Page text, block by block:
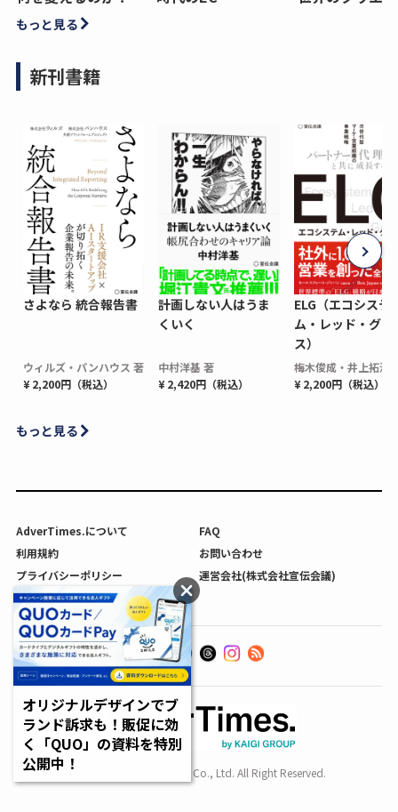
もっと見る
新刊書籍
さよなら 統合報告書
ウィルズ・パンハウス 著
¥ 2,200円（税込）
計画しない人はうま
くいく
中村洋基 著
¥ 2,420円（税込）
ELG（エコシステ
ム・レッド・グロ
ス）
梅木俊成・井上拓海
¥ 2,200円（税込）
もっと見る
AdverTimes.について
FAQ
利用規約
お問い合わせ
プライバシーポリシー
運営会社(株式会社宣伝会議)
利用者情報の外部送信について
Copyright SENDENKAIGI Co., Ltd. All Right Reserved.
オリジナルデザインでブ
ランド訴求も！販促に効
く「QUO」の資料を特別
公開中！